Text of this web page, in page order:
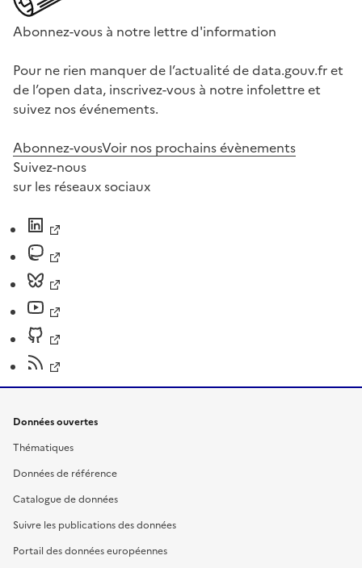
Abonnez-vous à notre lettre d'information
Pour ne rien manquer de l’actualité de data.gouv.fr et
de l’open data, inscrivez-vous à notre infolettre et
suivez nos événements.
Abonnez-vousVoir nos prochains évènements
Suivez-nous
sur les réseaux sociaux
Données ouvertes
Thématiques
Données de référence
Catalogue de données
Suivre les publications des données
Portail des données européennes